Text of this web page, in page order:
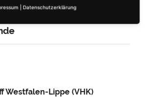
Westfalen-Lippe (VHK)
Datenschutzerklärung